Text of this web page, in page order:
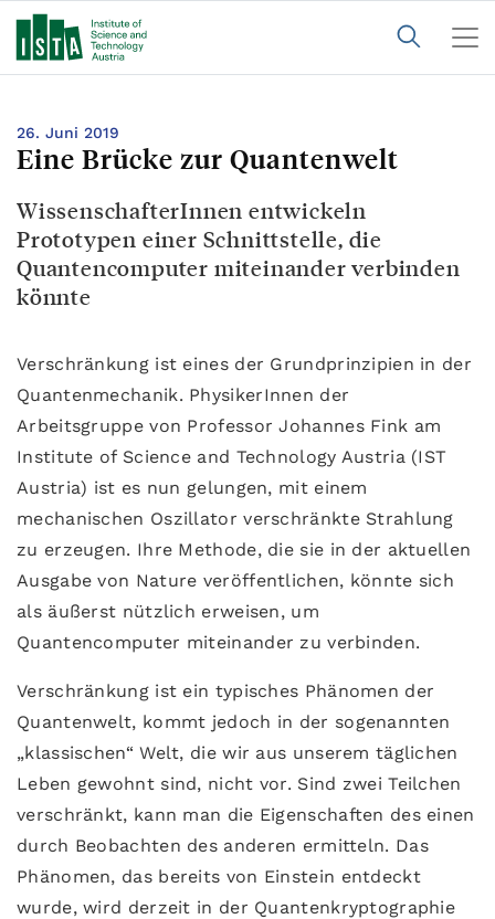
26. Juni 2019
Eine Brücke zur Quantenwelt
WissenschafterInnen entwickeln
Prototypen einer Schnittstelle, die
Quantencomputer miteinander verbinden
könnte
Verschränkung ist eines der Grundprinzipien in der
Quantenmechanik. PhysikerInnen der
Arbeitsgruppe von Professor Johannes Fink am
Institute of Science and Technology Austria (IST
Austria) ist es nun gelungen, mit einem
mechanischen Oszillator verschränkte Strahlung
zu erzeugen. Ihre Methode, die sie in der aktuellen
Ausgabe von Nature veröffentlichen, könnte sich
als äußerst nützlich erweisen, um
Quantencomputer miteinander zu verbinden.
Verschränkung ist ein typisches Phänomen der
Quantenwelt, kommt jedoch in der sogenannten
„klassischen“ Welt, die wir aus unserem täglichen
Leben gewohnt sind, nicht vor. Sind zwei Teilchen
verschränkt, kann man die Eigenschaften des einen
durch Beobachten des anderen ermitteln. Das
Phänomen, das bereits von Einstein entdeckt
wurde, wird derzeit in der Quantenkryptographie